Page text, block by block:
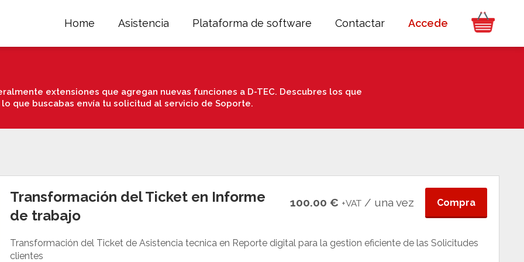
Home Asistencia Plataforma de software Contactar Accede
extensiones que agregan nuevas funciones a D-TEC. Descubres los que
que buscabas envía tu solicitud al servicio de Soporte.
100.00 € +VAT / una vez Compra
Transformación del Ticket en Informe
de trabajo
Transformación del Ticket de Asistencia tecnica en Reporte digital para la gestion eficiente de las Solicitudes
clientes